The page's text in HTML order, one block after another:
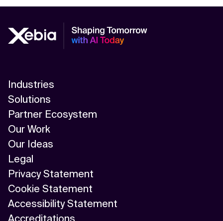
Industries
Solutions
Partner Ecosystem
Our Work
Our Ideas
Legal
Privacy Statement
Cookie Statement
Accessibility Statement